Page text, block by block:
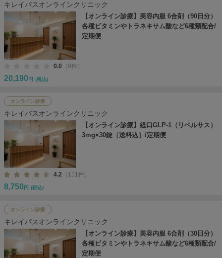
キレイパスオンラインクリニック
【オンライン診療】美容内服 6合剤（90日分）
各種ビタミンやトラネキサム酸など6種類配合/
定期便
0.0 （0件）
20,190 円 (税込)
オンライン診療
キレイパスオンラインクリニック
【オンライン診療】経口GLP-1（リベルサス）
3mg×30錠［送料込］/定期便
4.2 （111件）
8,750 円 (税込)
オンライン診療
キレイパスオンラインクリニック
【オンライン診療】美容内服 6合剤（30日分）
各種ビタミンやトラネキサム酸など6種類配合/
定期便